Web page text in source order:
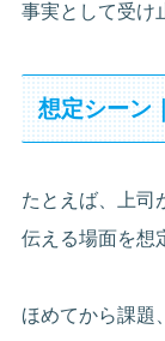
事実として受け
想定シーン
たとえば、上司
伝える場面を想
ほめてから課題